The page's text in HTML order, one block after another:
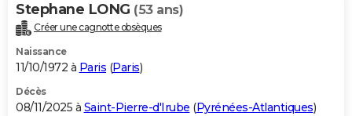
Stephane LONG (53 ans)
Créer une cagnotte obsèques
Naissance
11/10/1972 à Paris (Paris)
Décès
08/11/2025 à Saint-Pierre-d'Irube (Pyrénées-Atlantiques)